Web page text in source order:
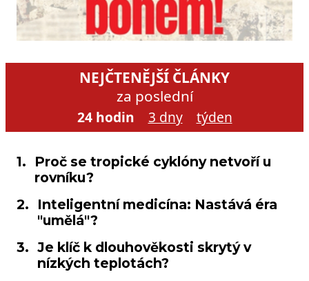
NEJČTENĚJŠÍ ČLÁNKY
za poslední
24 hodin 3 dny týden
1.
Proč se tropické cyklóny netvoří u
rovníku?
2.
Inteligentní medicína: Nastává éra
"umělá"?
3. Je klíč k dlouhověkosti skrytý v
nízkých teplotách?